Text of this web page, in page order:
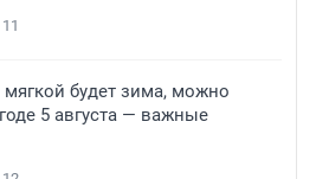
11
будет зима, можно
5 августа — важные